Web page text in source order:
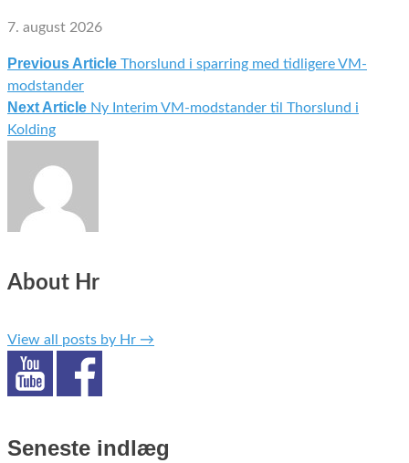
7. august 2026
Indlægsnavigation
Previous Article Thorslund i sparring med tidligere VM-
modstander
Next Article Ny Interim VM-modstander til Thorslund i
Kolding
About Hr
View all posts by Hr →
Seneste indlæg